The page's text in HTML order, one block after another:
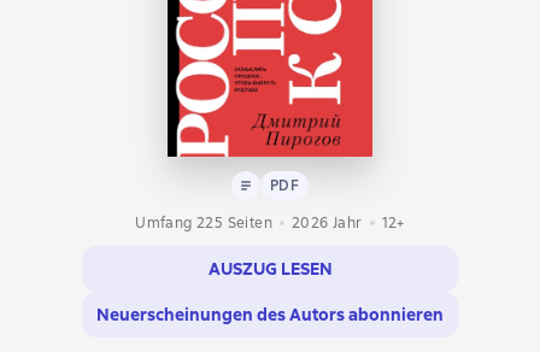
Text PDF
PDF
Umfang 225 Seiten
2026 Jahr 12+
AUSZUG LESEN
Neuerscheinungen des Autors abonnieren